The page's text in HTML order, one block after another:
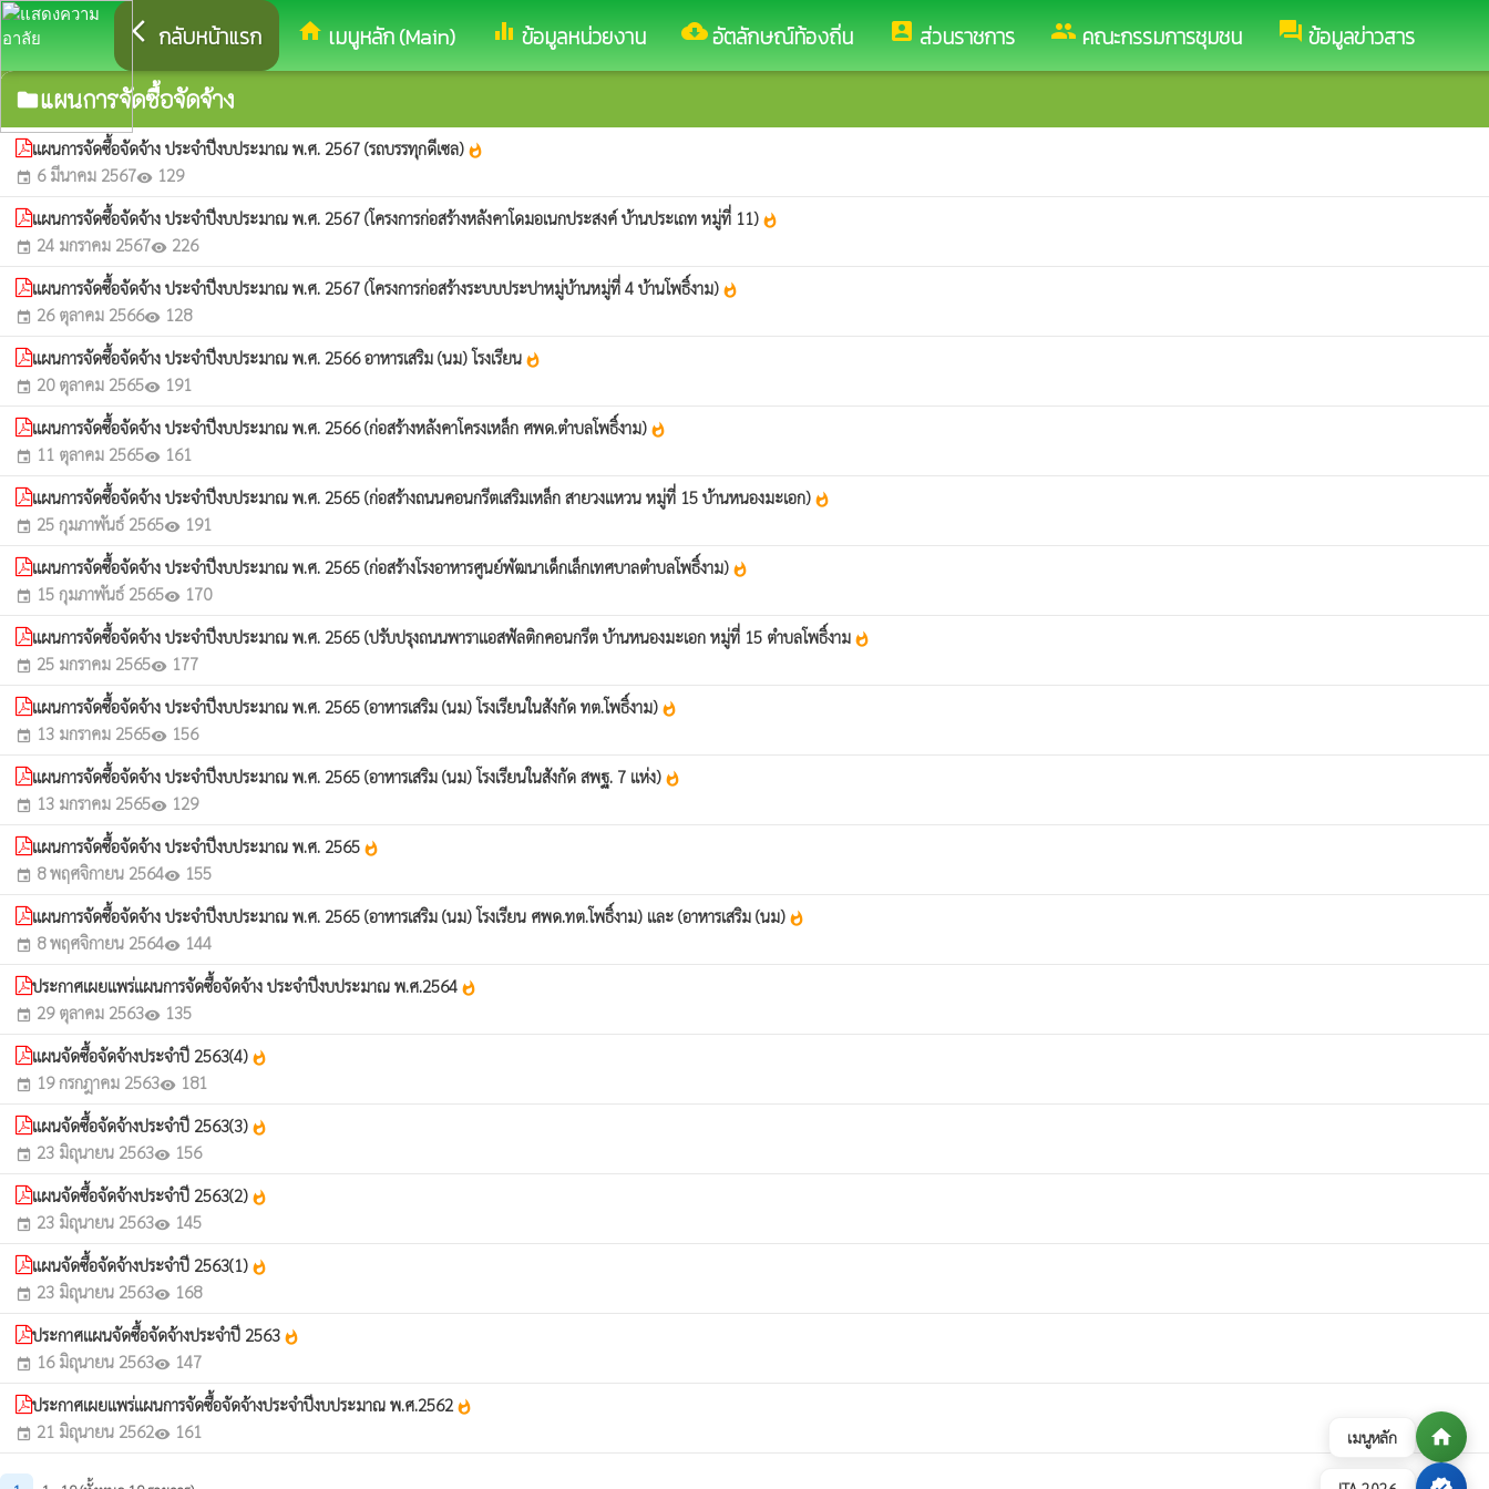
เมนูหลัก home
arrow_back_ios กลับหน้าแรก home เมนูหลัก (Main) equalizer ข้อมูลหน่วยงาน cloud_downloadอัตลักษณ์ท้องถิ่น account_box ส่วนราชการ groupคณะกรรมการชุมชน forum ข้อมูลข่าวสาร
folderแผนการจัดซื้อจัดจ้าง
แผนการจัดซื้อจัดจ้าง ประจำปีงบประมาณ พ.ศ. 2567 (รถบรรทุกดีเซล) whatshot
event 6 มีนาคม 2567visibility 129
แผนการจัดซื้อจัดจ้าง ประจำปีงบประมาณ พ.ศ. 2567 (โครงการก่อสร้างหลังคาโดมอเนกประสงค์ บ้านประเถท หมู่ที่ 11) whatshot
event 24 มกราคม 2567visibility 226
แผนการจัดซื้อจัดจ้าง ประจำปีงบประมาณ พ.ศ. 2567 (โครงการก่อสร้างระบบประปาหมู่บ้านหมู่ที่ 4 บ้านโพธิ์งาม) whatshot
event 26 ตุลาคม 2566visibility 128
แผนการจัดซื้อจัดจ้าง ประจำปีงบประมาณ พ.ศ. 2566 อาหารเสริม (นม) โรงเรียน whatshot
event 20 ตุลาคม 2565visibility 191
แผนการจัดซื้อจัดจ้าง ประจำปีงบประมาณ พ.ศ. 2566 (ก่อสร้างหลังคาโครงเหล็ก ศพด.ตำบลโพธิ์งาม) whatshot
event 11 ตุลาคม 2565visibility 161
แผนการจัดซื้อจัดจ้าง ประจำปีงบประมาณ พ.ศ. 2565 (ก่อสร้างถนนคอนกรีตเสริมเหล็ก สายวงแหวน หมู่ที่ 15 บ้านหนองมะเอก) whatshot
event 25 กุมภาพันธ์ 2565visibility 191
แผนการจัดซื้อจัดจ้าง ประจำปีงบประมาณ พ.ศ. 2565 (ก่อสร้างโรงอาหารศูนย์พัฒนาเด็กเล็กเทศบาลตำบลโพธิ์งาม) whatshot
event 15 กุมภาพันธ์ 2565visibility 170
แผนการจัดซื้อจัดจ้าง ประจำปีงบประมาณ พ.ศ. 2565 (ปรับปรุงถนนพาราแอสฟัลติกคอนกรีต บ้านหนองมะเอก หมู่ที่ 15 ตำบลโพธิ์งาม whatshot
event 25 มกราคม 2565visibility 177
แผนการจัดซื้อจัดจ้าง ประจำปีงบประมาณ พ.ศ. 2565 (อาหารเสริม (นม) โรงเรียนในสังกัด ทต.โพธิ์งาม) whatshot
event 13 มกราคม 2565visibility 156
แผนการจัดซื้อจัดจ้าง ประจำปีงบประมาณ พ.ศ. 2565 (อาหารเสริม (นม) โรงเรียนในสังกัด สพฐ. 7 แห่ง) whatshot
event 13 มกราคม 2565visibility 129
แผนการจัดซื้อจัดจ้าง ประจำปีงบประมาณ พ.ศ. 2565 whatshot
event 8 พฤศจิกายน 2564visibility 155
แผนการจัดซื้อจัดจ้าง ประจำปีงบประมาณ พ.ศ. 2565 (อาหารเสริม (นม) โรงเรียน ศพด.ทต.โพธิ์งาม) และ (อาหารเสริม (นม) whatshot
event 8 พฤศจิกายน 2564visibility 144
ประกาศเผยแพร่แผนการจัดซื้อจัดจ้าง ประจำปีงบประมาณ พ.ศ.2564 whatshot
event 29 ตุลาคม 2563visibility 135
แผนจัดซื้อจัดจ้างประจำปี 2563(4) whatshot
event 19 กรกฎาคม 2563visibility 181
แผนจัดซื้อจัดจ้างประจำปี 2563(3) whatshot
event 23 มิถุนายน 2563visibility 156
แผนจัดซื้อจัดจ้างประจำปี 2563(2) whatshot
event 23 มิถุนายน 2563visibility 145
แผนจัดซื้อจัดจ้างประจำปี 2563(1) whatshot
event 23 มิถุนายน 2563visibility 168
ประกาศแผนจัดซื้อจัดจ้างประจำปี 2563 whatshot
event 16 มิถุนายน 2563visibility 147
ประกาศเผยแพร่แผนการจัดซื้อจัดจ้างประจำปีงบประมาณ พ.ศ.2562 whatshot
event 21 มิถุนายน 2562visibility 161